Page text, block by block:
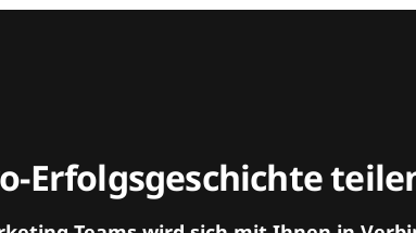
Erfolgsgeschichte